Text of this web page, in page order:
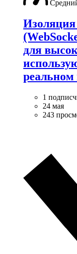
Изоляция
для
реальном
1
24 мая
243